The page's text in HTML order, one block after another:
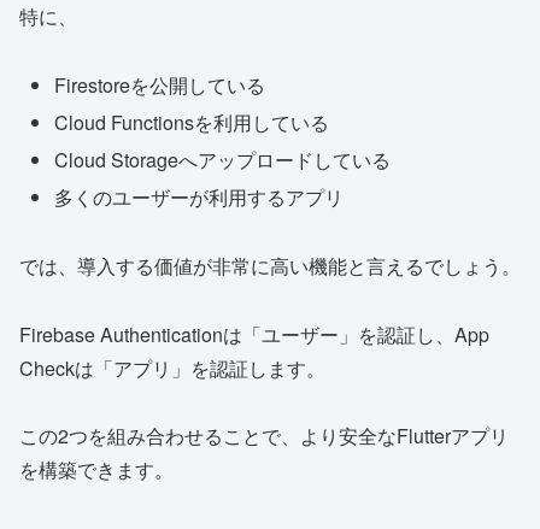
特に、
Firestoreを公開している
Cloud Functionsを利用している
Cloud Storageへアップロードしている
多くのユーザーが利用するアプリ
では、導入する価値が非常に高い機能と言えるでしょう。
Firebase Authenticationは「ユーザー」を認証し、App
Checkは「アプリ」を認証します。
この2つを組み合わせることで、より安全なFlutterアプリ
を構築できます。